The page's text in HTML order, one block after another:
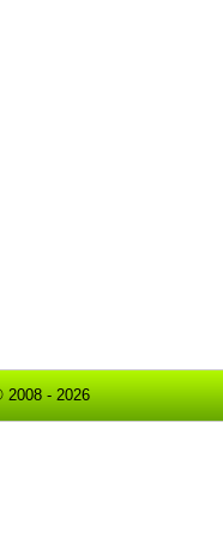
- 2026